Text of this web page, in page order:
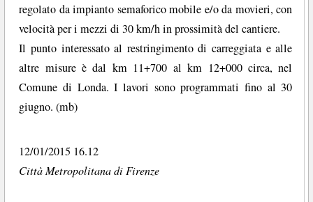
regolato da impianto semaforico mobile e/o da movieri, con
velocità per i mezzi di 30 km/h in prossimità del cantiere.
Il punto interessato al restringimento di carreggiata e alle
altre misure è dal km 11+700 al km 12+000 circa, nel
Comune di Londa. I lavori sono programmati fino al 30
giugno. (mb)
12/01/2015 16.12
Città Metropolitana di Firenze